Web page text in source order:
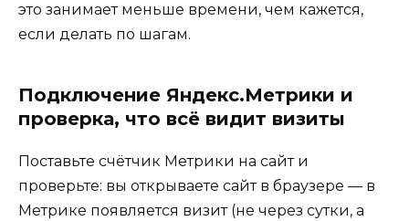
это занимает меньше времени, чем кажется,
если делать по шагам.
Подключение Яндекс.Метрики и
проверка, что всё видит визиты
Поставьте счётчик Метрики на сайт и
проверьте: вы открываете сайт в браузере — в
Метрике появляется визит (не через сутки, а